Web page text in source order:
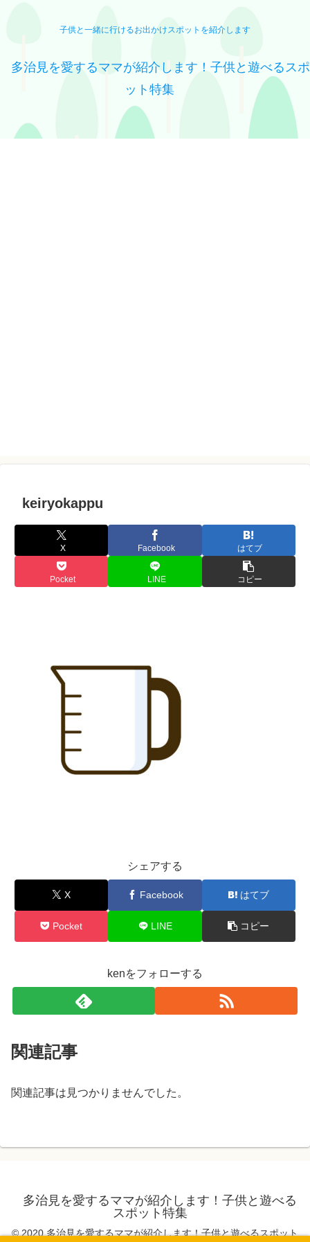
子供と一緒に行けるお出かけスポットを紹介します
多治見を愛するママが紹介します！子供と遊べるスポ
ット特集
keiryokappu
X Facebook はてブ
Pocket LINE コピー
シェアする
X Facebook はてブ
Pocket LINE コピー
kenをフォローする
関連記事
関連記事は見つかりませんでした。
多治見を愛するママが紹介します！子供と遊べる
スポット特集
© 2020 多治見を愛するママが紹介します！子供と遊べるスポット